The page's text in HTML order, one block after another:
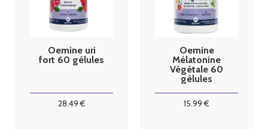
Oemine uri
fort 60 gélules
28.49€
Oemine
Mélatonine
Végétale 60
gélules
15.99 €